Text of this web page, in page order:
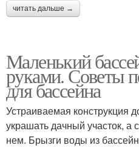
читать дальше →
Маленький
руками. Советы
для бассейна
Устраиваемая конструкция
украшать дачный участок, а
нем. Брызги воды из